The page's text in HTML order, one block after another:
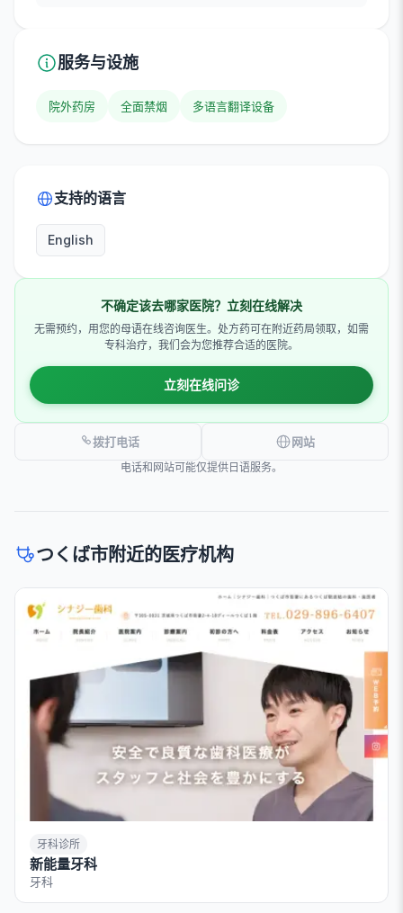
服务与设施
院外药房 全面禁烟 多语言翻译设备
支持的语言
English
不确定该去哪家医院？立刻在线解决
无需预约，用您的母语在线咨询医生。处方药可在附近药局领取，如需
专科治疗，我们会为您推荐合适的医院。
立刻在线问诊
拨打电话 网站
电话和网站可能仅提供日语服务。
つくば市附近的医疗机构
牙科诊所
新能量牙科
牙科